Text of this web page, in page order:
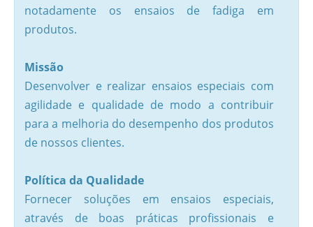
notadamente os ensaios de fadiga em
produtos.
Missão
Desenvolver e realizar ensaios especiais com
agilidade e qualidade de modo a contribuir
para a melhoria do desempenho dos produtos
de nossos clientes.
Política da Qualidade
Fornecer soluções em ensaios especiais,
através de boas práticas profissionais e